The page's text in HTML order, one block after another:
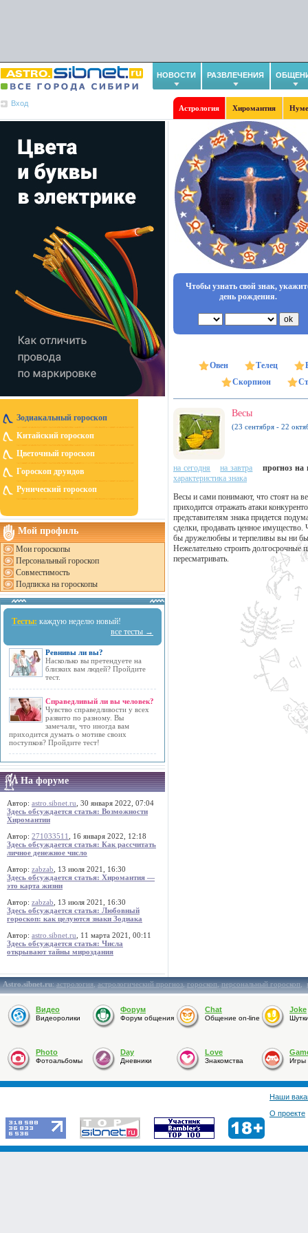
НОВОСТИ РАЗВЛЕЧЕНИЯ
Вход
Астрология Хиромантия
Зодиакальный гороскоп
Китайский гороскоп
Цветочный гороскоп
Гороскоп друидов
Рунический гороскоп
Мой профиль
Мои гороскопы
Персональный гороскоп
Совместимость
Подписка на гороскопы
Тесты: каждую неделю новый!
все тесты →
Ревнивы ли вы?
Насколько вы претендуете на
близких вам людей? Пройдите
тест.
Справедливый ли вы человек?
Чувство справедливости у всех
развито по разному. Вы
замечали, что иногда вам
приходится думать о мотиве своих
поступков? Пройдите тест!
На форуме
Автор: astro.sibnet.ru , 30 января 2022, 07:04
Здесь обсуждается статья: Возможности
Хиромантии
Автор: 271033511
, 16 января 2022, 12:18
Здесь обсуждается статья: Как рассчитать
личное денежное число
Автор: zabzab , 13 июля 2021, 16:30
Здесь обсуждается статья: Хиромантия —
это карта жизни
Автор: zabzab , 13 июля 2021, 16:30
Здесь обсуждается статья: Любовный
гороскоп: как целуются знаки Зодиака
Автор: astro.sibnet.ru , 11 марта 2021, 00:11
Здесь обсуждается статья: Числа
открывают тайны мироздания
Чтобы узнать свой знак,
день рождения.
Овен Телец
Скорпион
Весы
(23 сентября - 22
на сегодня на завтра
прогноз на
характеристика знака
Весы и сами понимают, что стоят на
приходится отражать атаки
представителям знака придется
сделки, продавать ценное
бы дружелюбны и терпеливы вы ни
Нежелательно строить долгосрочные
пересматривать.
Astro.sibnet.ru:астрология,астрологический прогноз,гороскоп,персональный гороскоп,
Видео
Видеоролики
Форум
Форум общения
Chat
Общение on-line
Joke
Photo
Фотоальбомы
Day
Дневники
Love
Знакомства Игры
Наши
О проекте